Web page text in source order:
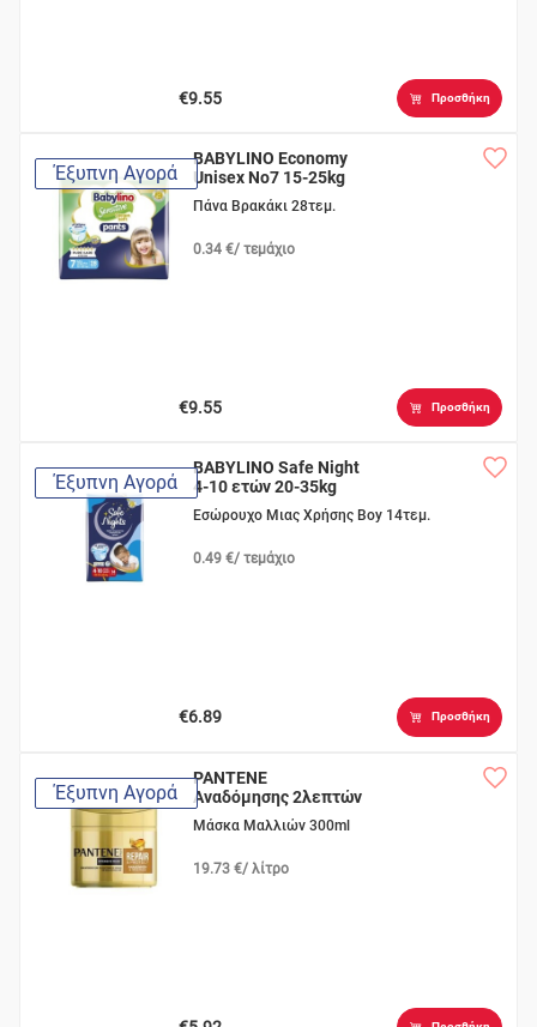
€9.55 Προσθήκη
Έξυπνη Αγορά
BABYLINO Economy
Unisex No7 15-25kg
Πάνα Βρακάκι 28τεμ.
0.34 €/ τεμάχιο
€9.55 Προσθήκη
Έξυπνη Αγορά
BABYLINO Safe Night
4-10 ετών 20-35kg
Εσώρουχο Μιας Χρήσης Boy 14τεμ.
0.49 €/ τεμάχιο
€6.89 Προσθήκη
Έξυπνη Αγορά
PANTENE
Αναδόμησης 2λεπτών
Μάσκα Μαλλιών 300ml
19.73 €/ λίτρο